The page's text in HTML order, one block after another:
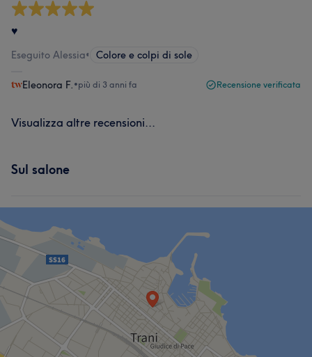
♥️
Eseguito Alessia• Colore e colpi di sole
Eleonora F. •più di 3 anni fa Recensione verificata
Visualizza altre recensioni...
Sul salone